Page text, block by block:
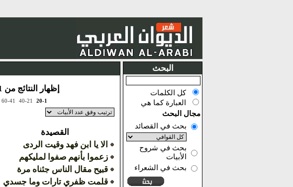
البحث
كل الكلمات
العبارة كما هي
مجال البحث
بحث في القصائد
بحث في شروح
الأبيات
بحث في الشعراء
إظهار النتائج من 1 الى 20 من مجموع 133798
20-1
40-21
60-41
القصيدة
الا يا ابن فهد وقيت الردى
زعموا بأنهم صفوا لمليكهم
قبيح مقال الناس جئناه مرة
قلمت ظفري تارات وما جسدي